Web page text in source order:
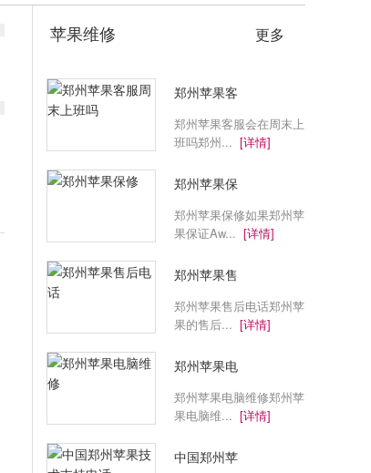
苹果维修 更多
郑州苹果客
郑州苹果客服会在周末上
班吗郑州... [详情]
郑州苹果保
郑州苹果保修如果郑州苹
果保证Aw... [详情]
郑州苹果售
郑州苹果售后电话郑州苹
果的售后... [详情]
郑州苹果电
郑州苹果电脑维修郑州苹
果电脑维... [详情]
中国郑州苹